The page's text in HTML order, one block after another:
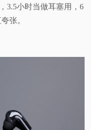
3.5小时当做耳塞用，6
张。